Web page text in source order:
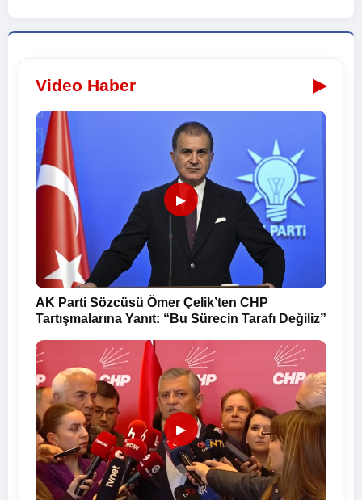
Video Haber ▶
▶
AK Parti Sözcüsü Ömer Çelik’ten CHP
Tartışmalarına Yanıt: “Bu Sürecin Tarafı Değiliz”
▶